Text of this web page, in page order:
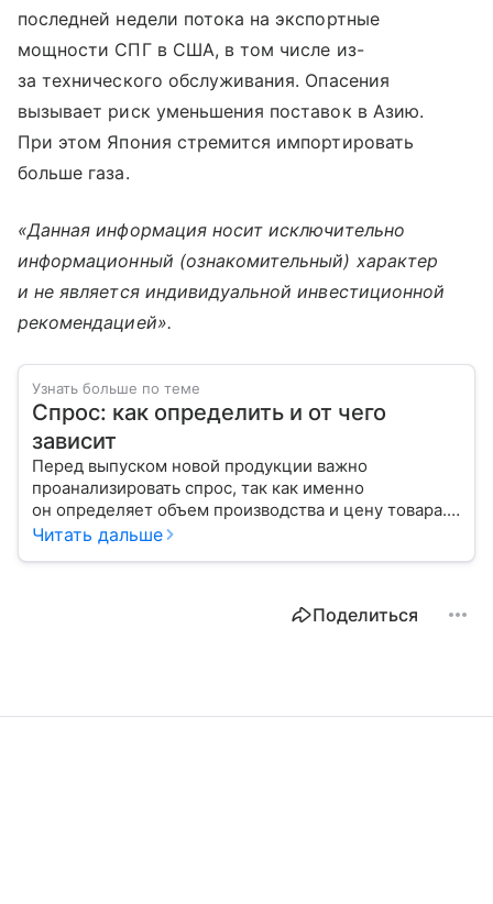
последней недели потока на экспортные
мощности СПГ в США, в том числе из-
за технического обслуживания. Опасения
вызывает риск уменьшения поставок в Азию.
При этом Япония стремится импортировать
больше газа.
«Данная информация носит исключительно
информационный (ознакомительный) характер
и не является индивидуальной инвестиционной
рекомендацией».
Узнать больше по теме
Спрос: как определить и от чего
зависит
Перед выпуском новой продукции важно
проанализировать спрос, так как именно
он определяет объем производства и цену товара.
С помощью эксперта расскажем, как рассчитать
Читать дальше
Поделиться